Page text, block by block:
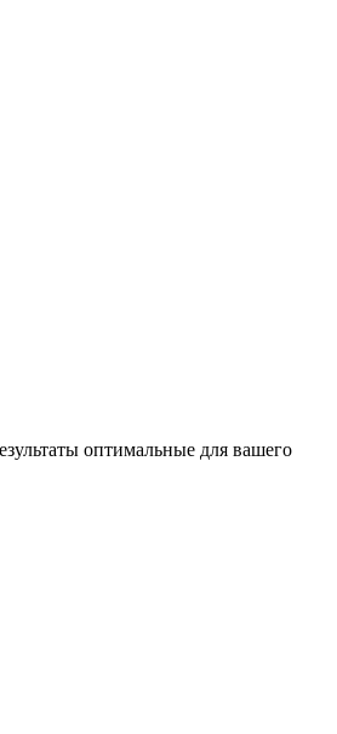
оптимальные для вашего